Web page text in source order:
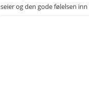
seier og den gode følelsen inn